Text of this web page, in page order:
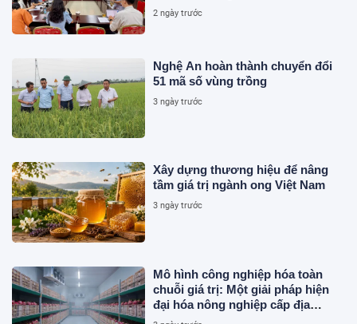
2 ngày trước
Nghệ An hoàn thành chuyển đổi
51 mã số vùng trồng
3 ngày trước
Xây dựng thương hiệu để nâng
tầm giá trị ngành ong Việt Nam
3 ngày trước
Mô hình công nghiệp hóa toàn
chuỗi giá trị: Một giải pháp hiện
đại hóa nông nghiệp cấp địa
phương tại Việt Nam